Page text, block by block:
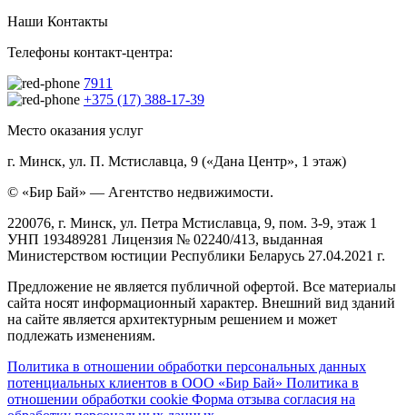
Наши Контакты
Телефоны контакт-центра:
7911
+375 (17) 388-17-39
Место оказания услуг
г. Минск, ул. П. Мстиславца, 9 («Дана Центр», 1 этаж)
© «Бир Бай» — Агентство недвижимости.
220076, г. Минск, ул. Петра Мстиславца, 9, пом. 3-9, этаж 1
УНП 193489281 Лицензия № 02240/413, выданная
Министерством юстиции Республики Беларусь 27.04.2021 г.
Предложение не является публичной офертой. Все материалы
сайта носят информационный характер. Внешний вид зданий
на сайте является архитектурным решением и может
подлежать изменениям.
Политика в отношении обработки персональных данных
потенциальных клиентов в ООО «Бир Бай» Политика в
отношении обработки cookie Форма отзыва согласия на